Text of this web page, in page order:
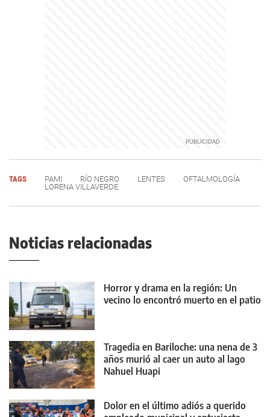
TAGS PAMI RÍO NEGRO LENTES
OFTALMOLOGÍA
LORENA VILLAVERDE
Noticias relacionadas
Horror y drama en la región: Un
vecino lo encontró muerto en el patio
Tragedia en Bariloche: una nena de 3
años murió al caer un auto al lago
Nahuel Huapi
Dolor en el último adiós a querido